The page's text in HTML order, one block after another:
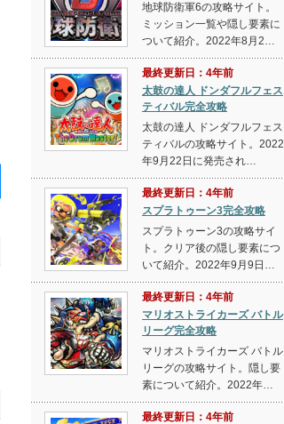
地球防衛軍6の攻略サイト。
ミッション一覧や隠し要素に
ついて紹介。2022年8月2…
最終更新日：4年前
太鼓の達人 ドンダフルフェス
ティバル完全攻略
太鼓の達人 ドンダフルフェス
ティバルの攻略サイト。2022
年9月22日に発売され…
最終更新日：4年前
スプラトゥーン3完全攻略
スプラトゥーン3の攻略サイ
ト。クリア後の隠し要素につ
いて紹介。2022年9月9日…
最終更新日：4年前
マリオストライカーズ バトル
リーグ完全攻略
マリオストライカーズ バトル
リーグの攻略サイト。隠し要
素について紹介。2022年…
最終更新日：4年前